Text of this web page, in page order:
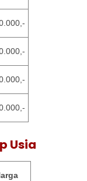
Usia